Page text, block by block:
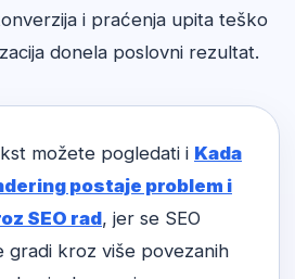
i praćenja upita teško
donela poslovni rezultat.
možete pogledati i Kada
postaje problem i
SEO rad, jer se SEO
gradi kroz više povezanih